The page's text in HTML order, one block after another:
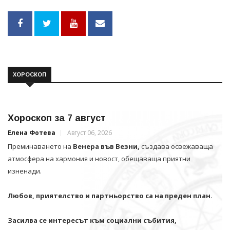
ХОРОСКОП
Хороскоп за 7 август
Елена Фотева Август 06, 2026
Преминаването на Венера във Везни, създава освежаваща
атмосфера на хармония и новост, обещаваща приятни
изненади.
Любов, приятелство и партньорство са на преден план.
Засилва се интересът към социални събития,